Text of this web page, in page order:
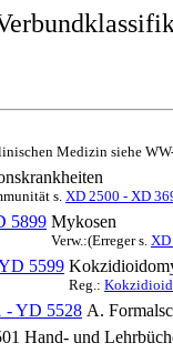
Medizin siehe
s. XD 2500 - XD
5899 Mykosen
Verw.:(Erreger s. XD
5599
Reg.:
- YD 5528 A.
Hand- und